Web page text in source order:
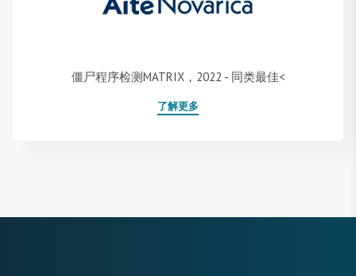
僵尸程序检测MATRIX，2022 - 同类最佳<
了解更多